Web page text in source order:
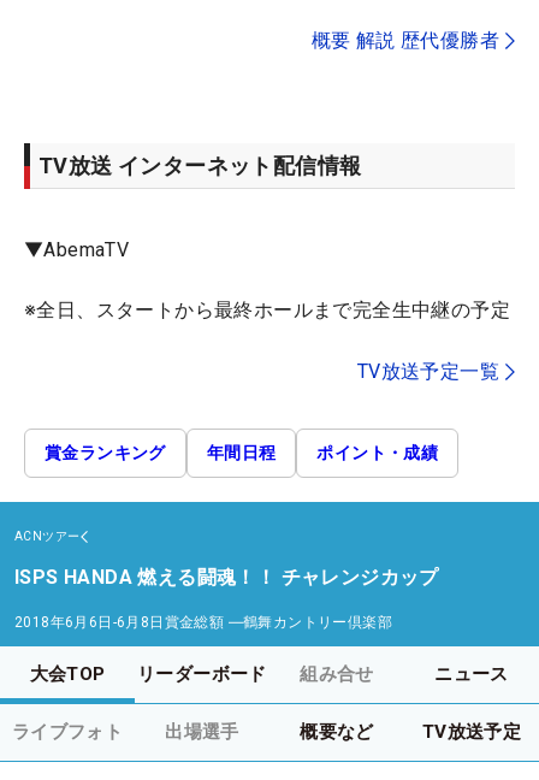
概要 解説 歴代優勝者
TV放送 インターネット配信情報
▼AbemaTV
※全日、スタートから最終ホールまで完全生中継の予定
TV放送予定一覧
賞金ランキング 年間日程 ポイント・成績
ACNツアー
ISPS HANDA 燃える闘魂！！ チャレンジカップ
2018年6月6日-6月8日 賞金総額 ―鶴舞カントリー倶楽部
大会TOP リーダーボード 組み合せ ニュース
ライブフォト 出場選手 概要など TV放送予定